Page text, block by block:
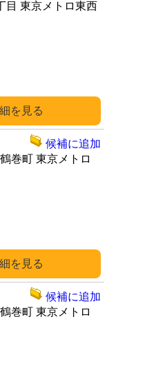
目 東京メトロ東西
巻町 東京メトロ
候補に追加
巻町 東京メトロ
候補に追加